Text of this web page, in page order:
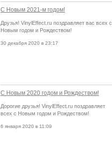
С Новым 2021-м годом!
Друзья! VinylEffect.ru поздравляет вас всех с
Новым годом и Рождеством!
30 декабря 2020 в 23:17
С Новым 2020 годом и Рождеством!
Дорогие друзья! VinylEffect.ru поздравляет
всех с Новым годом и Рождеством!
6 января 2020 в 11:09